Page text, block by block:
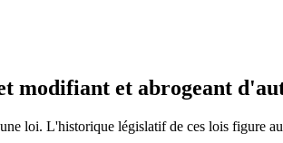
modifiant et abrogeant
loi. L'historique législatif de ces lois figure